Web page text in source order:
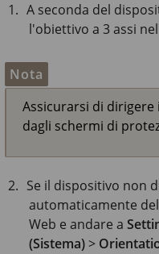
A seconda del
l'obiettivo a 3 assi
Nota
Assicurarsi di dirigere
dagli schermi di
Se il dispositivo non
automaticamente
Web e andare a
(Sistema)>